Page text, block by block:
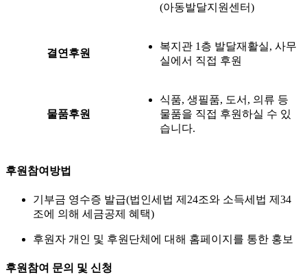
(아동발달지원센터)
결연후원
복지관 1층 발달재활실, 사무
실에서 직접 후원
물품후원
식품, 생필품, 도서, 의류 등
물품을 직접 후원하실 수 있
습니다.
후원참여방법
기부금 영수증 발급(법인세법 제24조와 소득세법 제34
조에 의해 세금공제 혜택)
후원자 개인 및 후원단체에 대해 홈페이지를 통한 홍보
후원참여 문의 및 신청